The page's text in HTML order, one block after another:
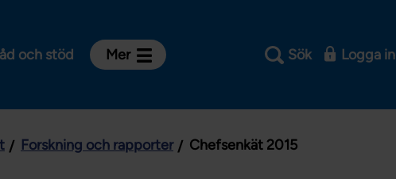
och stöd Mer Sök Logga in
Forskning och rapporter Chefsenkät 2015